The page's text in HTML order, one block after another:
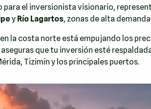
el inversionista visionario,
y Río Lagartos, zonas de alta
la costa norte está empujando los
que tu inversión esté
Tizimín y los principales puertos.